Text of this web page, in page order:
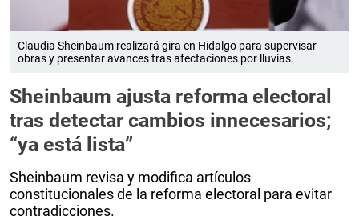
Claudia Sheinbaum realizará gira en Hidalgo para supervisar
obras y presentar avances tras afectaciones por lluvias.
Sheinbaum ajusta reforma electoral
tras detectar cambios innecesarios;
“ya está lista”
Sheinbaum revisa y modifica artículos
constitucionales de la reforma electoral para evitar
contradicciones.